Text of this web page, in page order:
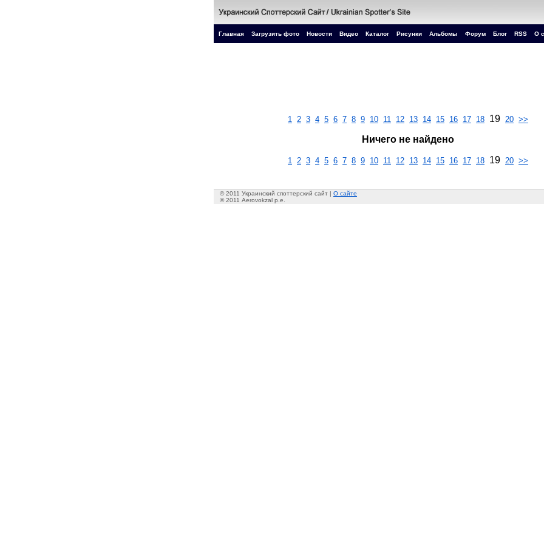
Главная Загрузить фото Новости Видео Каталог Рисунки Альбомы Форум Блог RSS О
1 2 3 4 5 6 7 8 9 10 11 12 13 14 15 16 17 18 19 20 >>
Ничего не найдено
1 2 3 4 5 6 7 8 9 10 11 12 13 14 15 16 17 18 19 20 >>
© 2011 Украинский споттерский сайт | О сайте
© 2011 Aerovokzal p.e.